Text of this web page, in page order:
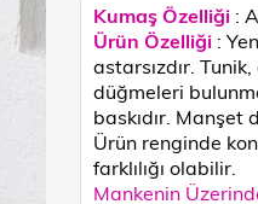
Kumaş Özelliği :
Ürün Özelliği :
astarsızdır.
düğmeleri
baskıdır.
Ürün renginde
farklılığı olabilir.
Mankenin